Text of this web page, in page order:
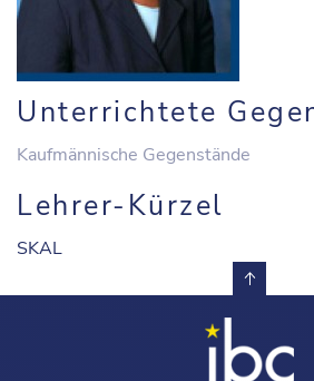
Unterrichtete
Kaufmännische Gegenstände
Lehrer-Kürzel
SKAL